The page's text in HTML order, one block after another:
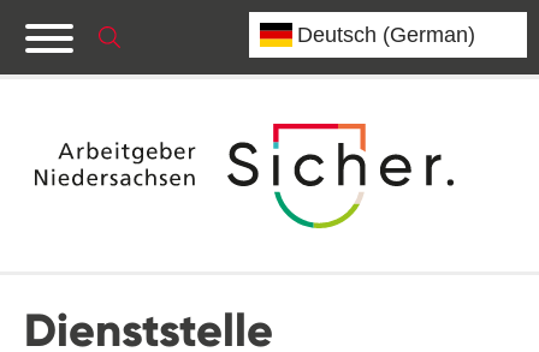
Dienststelle